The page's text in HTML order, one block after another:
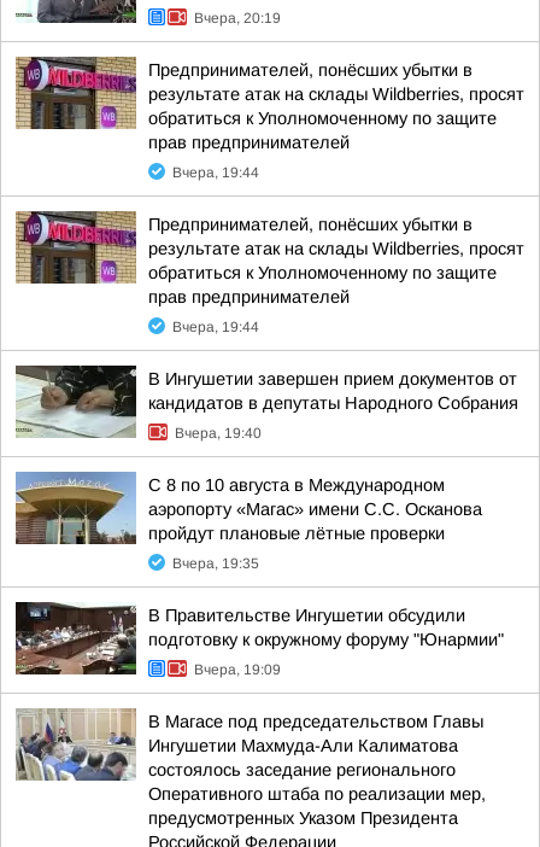
Вчера, 20:19
Предпринимателей, понёсших убытки в
результате атак на склады Wildberries, просят
обратиться к Уполномоченному по защите
прав предпринимателей
Вчера, 19:44
Предпринимателей, понёсших убытки в
результате атак на склады Wildberries, просят
обратиться к Уполномоченному по защите
прав предпринимателей
Вчера, 19:44
В Ингушетии завершен прием документов от
кандидатов в депутаты Народного Собрания
Вчера, 19:40
С 8 по 10 августа в Международном
аэропорту «Магас» имени С.С. Осканова
пройдут плановые лётные проверки
Вчера, 19:35
В Правительстве Ингушетии обсудили
подготовку к окружному форуму "Юнармии"
Вчера, 19:09
В Магасе под председательством Главы
Ингушетии Махмуда-Али Калиматова
состоялось заседание регионального
Оперативного штаба по реализации мер,
предусмотренных Указом Президента
Российской Федерации